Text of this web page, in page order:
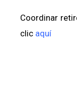
Coordinar
clic aquí